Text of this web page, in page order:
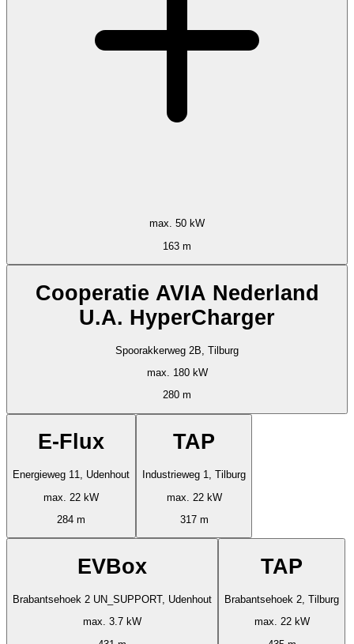
max. 50 kW
163 m
Cooperatie AVIA Nederland
U.A. HyperCharger
Spoorakkerweg 2B, Tilburg
max. 180 kW
280 m
E-Flux
Energieweg 11, Udenhout
max. 22 kW
284 m
TAP
Industrieweg 1, Tilburg
max. 22 kW
317 m
EVBox
Brabantsehoek 2 UN_SUPPORT, Udenhout
max. 3.7 kW
TAP
Brabantsehoek 2, Tilburg
max. 22 kW